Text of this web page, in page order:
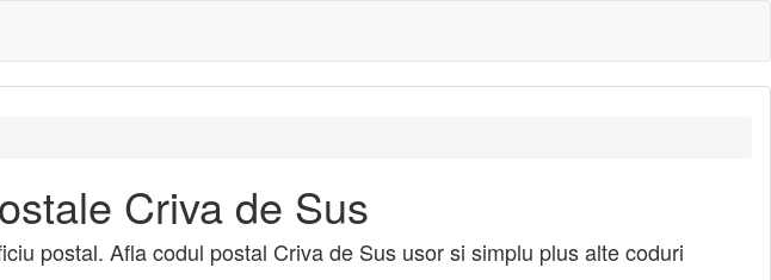
Criva de Sus
postal. Afla codul postal Criva de Sus usor si simplu plus alte coduri